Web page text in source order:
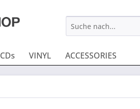
CDs VINYL ACCESSORIES